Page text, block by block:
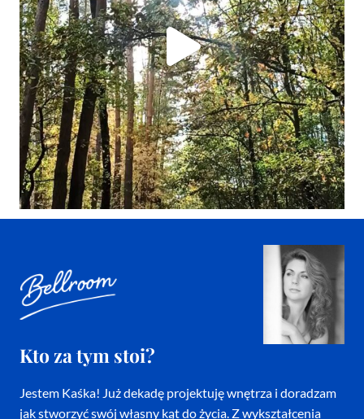
Kto za tym stoi?
Jestem Kaśka! Już dekadę projektuję wnętrza i doradzam
jak stworzyć swój własny kąt do życia. Z wykształcenia